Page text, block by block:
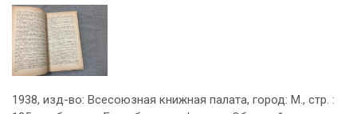
1938, изд-во: Всесоюзная книжная палата, город: М., стр. :